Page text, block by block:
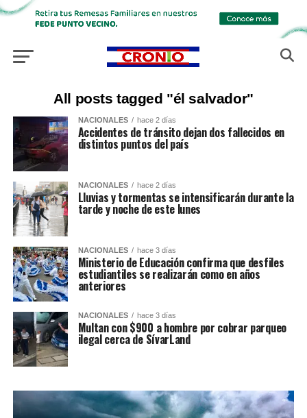
All posts tagged "él salvador"
NACIONALES hace 2 días
Accidentes de tránsito dejan dos fallecidos en
distintos puntos del país
NACIONALES hace 2 días
Lluvias y tormentas se intensificarán durante la
tarde y noche de este lunes
NACIONALES hace 3 días
Ministerio de Educación confirma que desfiles
estudiantiles se realizarán como en años
anteriores
NACIONALES hace 3 días
Multan con $900 a hombre por cobrar parqueo
ilegal cerca de SívarLand